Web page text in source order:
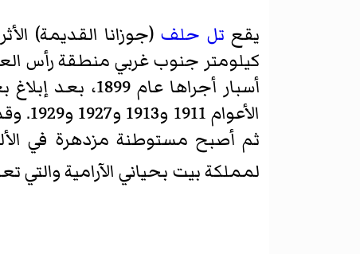
يقع تل حلف
كيلومتر جنوب غربي منطقة رأس
أسبار أجراها
ثم أصبح مستوطنة مزدهرة في
لمملكةبيت بحياني الآرامية